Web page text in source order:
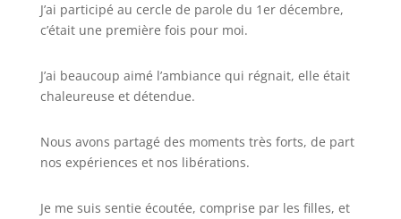
J’ai participé au cercle de parole du 1er décembre,
c’était une première fois pour moi.
J’ai beaucoup aimé l’ambiance qui régnait, elle était
chaleureuse et détendue.
Nous avons partagé des moments très forts, de part
nos expériences et nos libérations.
Je me suis sentie écoutée, comprise par les filles, et